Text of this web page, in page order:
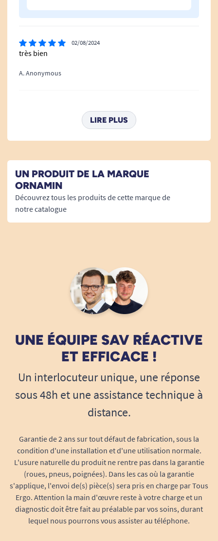
02/08/2024
très bien
A. Anonymous
Facilement manipulable et très facile à utiliser , outil
indispensable pour préparer le repas.
Conforme à la description et exactement ce qu'il fallait
à mon fils
A. Anonymous
trés pratique avec un membre immobilisé
Bonne ergonomie, ne bouge pas sur une table ou un
plan de travail. Les picots pour fixer un fruit ou un
légume n'ont pas encore été testés.
A. Anonymous
2 3
LIRE PLUS
UN PRODUIT DE LA MARQUE
ORNAMIN
Découvrez tous les produits de cette marque de
notre catalogue
UNE ÉQUIPE SAV RÉACTIVE
ET EFFICACE !
Un interlocuteur unique, une réponse
sous 48h et une assistance technique à
distance.
Garantie de 2 ans sur tout défaut de fabrication, sous la
condition d'une installation et d'une utilisation normale.
L'usure naturelle du produit ne rentre pas dans la garantie
(roues, pneus, poignées). Dans les cas où la garantie
s'applique, l'envoi de(s) pièce(s) sera pris en charge par Tous
Ergo. Attention la main d'œuvre reste à votre charge et un
diagnostic doit être fait au préalable par vos soins, durant
lequel nous pourrons vous assister au téléphone.